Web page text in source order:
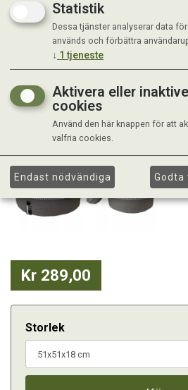
Kr 289,00
Storlek
Statistik
Dessa tjänster analyserar data
används och förbättra
↓ 1 tjeneste
Aktivera eller
cookies
Använd den här knappen för att
valfria cookies.
Endast nödvändiga Godta